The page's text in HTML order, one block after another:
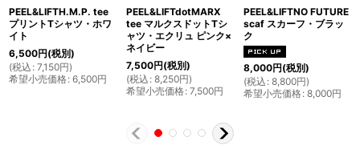
PEEL&LIFTH.M.P. tee
プリントTシャツ・ホワ
イト
6,500円(税別)
(税込 : 7,150円)
希望小売価格: 6,500円
PEEL&LIFTdotMARX
tee マルクスドットTシ
ャツ・エクリュ ピンク×
ネイビー
7,500円(税別)
(税込 : 8,250円)
希望小売価格: 7,500円
PEEL&LIFTNO FUTURE
scaf スカーフ・ブラッ
ク
8,000円(税別)
(税込 : 8,800円)
希望小売価格: 8,000円